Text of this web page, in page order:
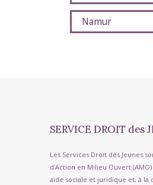
Namur
SERVICE DROIT des
Les Services Droit des Jeunes
d'Action en Milieu Ouvert
aide sociale et juridique et, à la